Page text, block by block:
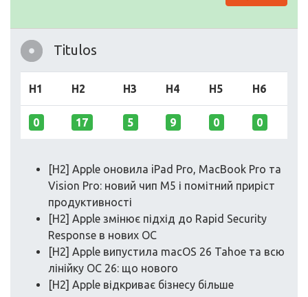
Titulos
H1 H2 H3 H4 H5 H6
0 17 5 9 0 0
[H2] Apple оновила iPad Pro, MacBook Pro та
Vision Pro: новий чип M5 і помітний приріст
продуктивності
[H2] Apple змінює підхід до Rapid Security
Response в нових ОС
[H2] Apple випустила macOS 26 Tahoe та всю
лінійку ОС 26: що нового
[H2] Apple відкриває бізнесу більше